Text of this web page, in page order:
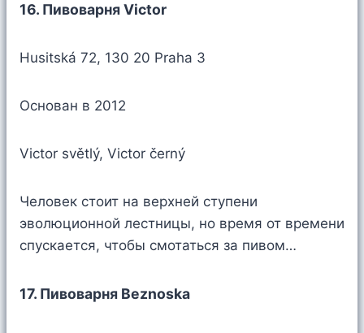
16. Пивоварня Victor
Husitská 72, 130 20 Praha 3
Основан в 2012
Victor světlý, Victor černý
Человек стоит на верхней ступени
эволюционной лестницы, но время от времени
спускается, чтобы смотаться за пивом…
17. Пивоварня Beznoska